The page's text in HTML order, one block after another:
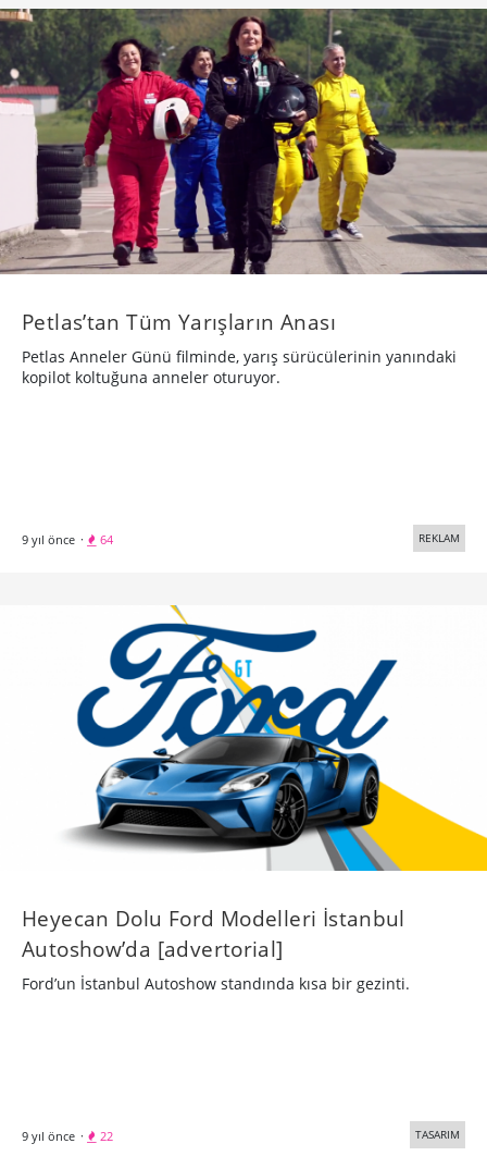
Petlas’tan Tüm Yarışların Anası
Petlas Anneler Günü filminde, yarış sürücülerinin yanındaki
kopilot koltuğuna anneler oturuyor.
9 yıl önce · 64 REKLAM
Heyecan Dolu Ford Modelleri İstanbul
Autoshow’da [advertorial]
Ford’un İstanbul Autoshow standında kısa bir gezinti.
9 yıl önce · 22 TASARIM